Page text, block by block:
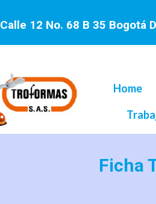
Calle 12 No. 68 B 35 Bogotá
Home
Ficha